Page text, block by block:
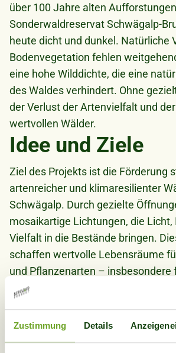
Zustimmung Details
über 100 Jahre alten
Sonderwaldreservat Schwägalp-
heute dicht und dunkel. Natürliche
Bodenvegetation fehlen
eine hohe Wilddichte, die eine
des Waldes verhindert. Ohne
der Verlust der Artenvielfalt und
wertvollen Wälder.
Idee und Ziele
Ziel des Projekts ist die Förderung
artenreicher und klimaresilienter
Schwägalp. Durch gezielte
mosaikartige Lichtungen, die Licht,
Vielfalt in die Bestände bringen.
schaffen wertvolle Lebensräume
und Pflanzenarten – insbesondere
Auerhuhn, das auf lückige
angewiesen ist. Ergänzend
Hochmoore entbuscht, um deren